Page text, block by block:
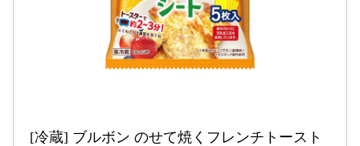
[冷蔵] ブルボン のせて焼くフレンチトースト